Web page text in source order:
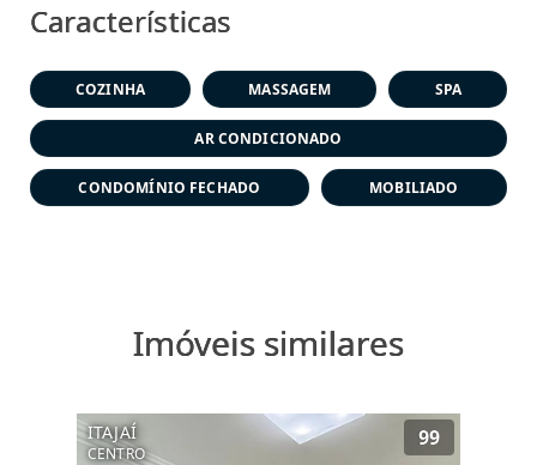
Características
COZINHA MASSAGEM SPA
AR CONDICIONADO
CONDOMÍNIO FECHADO MOBILIADO
Imóveis similares
ITAJAÍ
CENTRO
99